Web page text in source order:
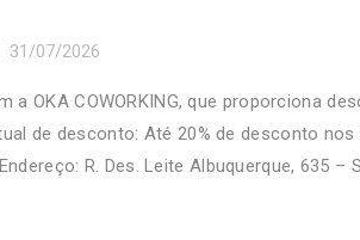
31/07/2026
a OKA COWORKING, que proporciona
de desconto: Até 20% de desconto
R. Des. Leite Albuquerque, 635 –